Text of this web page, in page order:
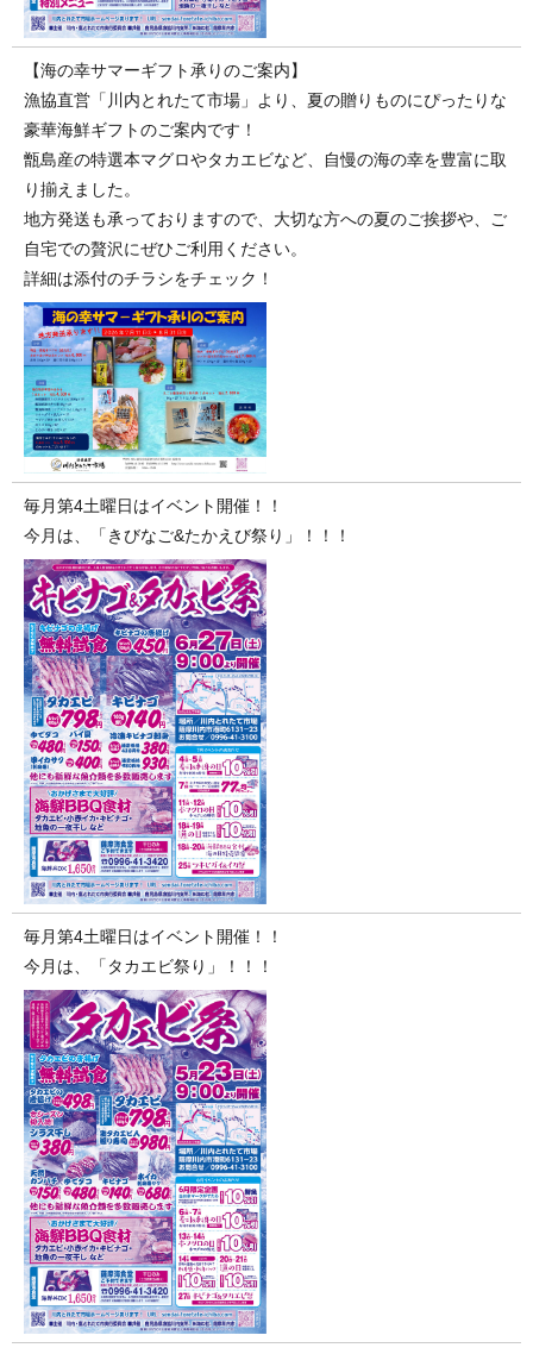
【海の幸サマーギフト承りのご案内】
漁協直営「川内とれたて市場」より、夏の贈りものにぴったりな
豪華海鮮ギフトのご案内です！
甑島産の特選本マグロやタカエビなど、自慢の海の幸を豊富に取
り揃えました。
地方発送も承っておりますので、大切な方への夏のご挨拶や、ご
自宅での贅沢にぜひご利用ください。
詳細は添付のチラシをチェック！
毎月第4土曜日はイベント開催！！
今月は、「きびなご&たかえび祭り」！！！
毎月第4土曜日はイベント開催！！
今月は、「タカエビ祭り」！！！